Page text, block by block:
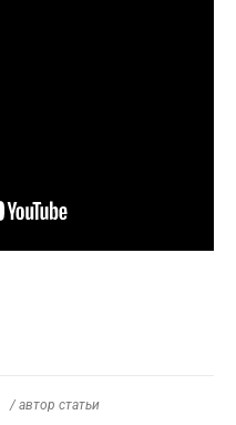
/ автор статьи